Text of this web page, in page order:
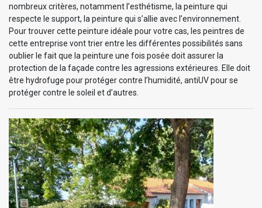
nombreux critères, notamment l’esthétisme, la peinture qui
respecte le support, la peinture qui s’allie avec l’environnement.
Pour trouver cette peinture idéale pour votre cas, les peintres de
cette entreprise vont trier entre les différentes possibilités sans
oublier le fait que la peinture une fois posée doit assurer la
protection de la façade contre les agressions extérieures. Elle doit
être hydrofuge pour protéger contre l’humidité, antiUV pour se
protéger contre le soleil et d’autres.